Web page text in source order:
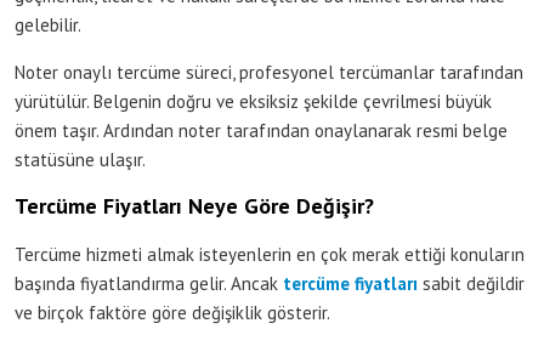
gelebilir.
Noter onaylı tercüme süreci, profesyonel tercümanlar tarafından
yürütülür. Belgenin doğru ve eksiksiz şekilde çevrilmesi büyük
önem taşır. Ardından noter tarafından onaylanarak resmi belge
statüsüne ulaşır.
Tercüme Fiyatları Neye Göre Değişir?
Tercüme hizmeti almak isteyenlerin en çok merak ettiği konuların
başında fiyatlandırma gelir. Ancak tercüme fiyatları sabit değildir
ve birçok faktöre göre değişiklik gösterir.